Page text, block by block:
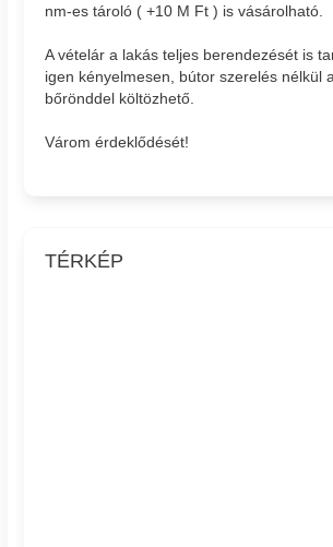
nm-es tároló ( +10 M Ft ) is vásárolható.
A vételár a lakás teljes berendezését is
igen kényelmesen, bútor szerelés nélkül
bőrönddel költözhető.
Várom érdeklődését!
TÉRKÉP